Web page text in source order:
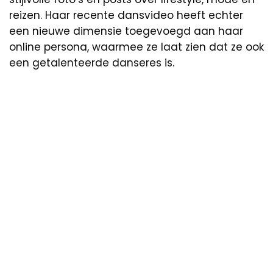
reizen. Haar recente dansvideo heeft echter
een nieuwe dimensie toegevoegd aan haar
online persona, waarmee ze laat zien dat ze ook
een getalenteerde danseres is.